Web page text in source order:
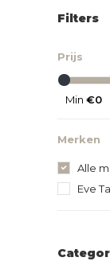
Filters
Prijs
Min €0
Merken
Alle
Eve